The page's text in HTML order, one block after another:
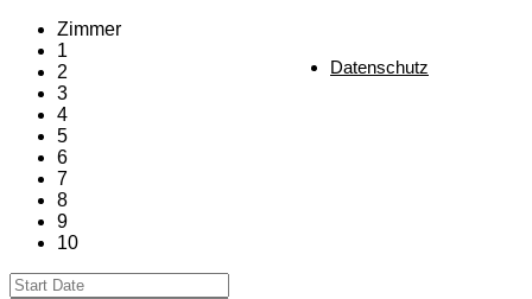
Datenschutz
Zimmer
1
2
3
4
5
6
7
8
9
10